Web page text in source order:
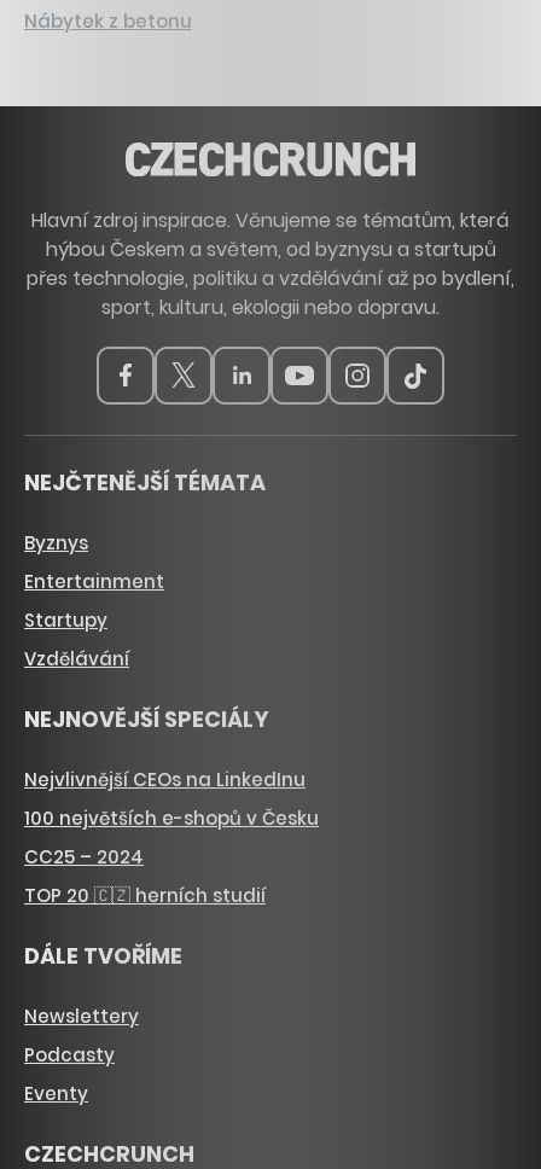
Nábytek z betonu
Hlavní zdroj inspirace. Věnujeme se tématům, která
hýbou Českem a světem, od byznysu a startupů
přes technologie, politiku a vzdělávání až po bydlení,
sport, kulturu, ekologii nebo dopravu.
NEJČTENĚJŠÍ TÉMATA
Byznys
Entertainment
Startupy
Vzdělávání
NEJNOVĚJŠÍ SPECIÁLY
Nejvlivnější CEOs na LinkedInu
100 největších e-shopů v Česku
CC25 – 2024
TOP 20 🇨🇿 herních studií
DÁLE TVOŘÍME
Newslettery
Podcasty
Eventy
CZECHCRUNCH